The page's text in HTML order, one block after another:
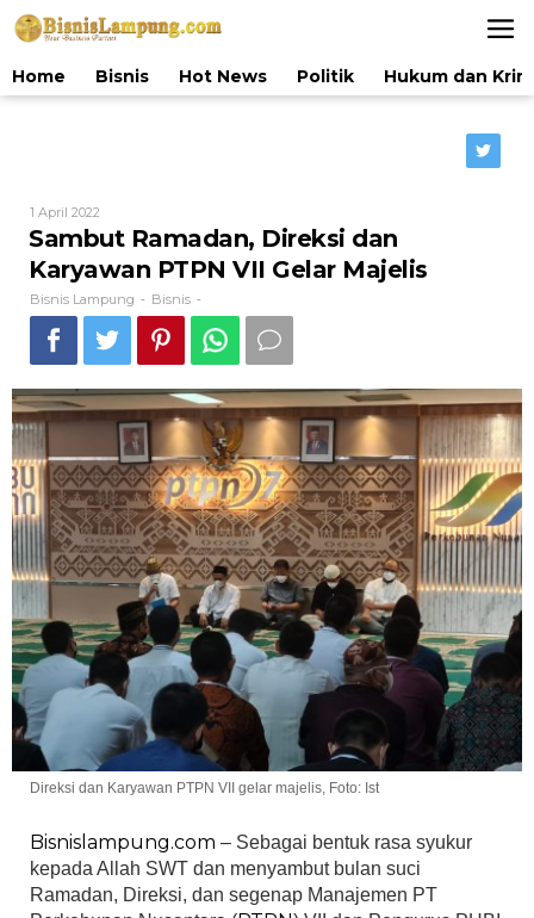
Lewati
ke
Home
Bisnis Hot News Politik Hukum dan
1 April 2022
Bisnis
Lampung
Sambut Ramadan, Direksi dan
Karyawan PTPN VII Gelar Majelis
Bisnis Lampung - Bisnis -
Direksi dan Karyawan PTPN VII gelar majelis, Foto: Ist
Bisnislampung.com – Sebagai bentuk rasa syukur
kepada Allah SWT dan menyambut bulan suci
Ramadan, Direksi, dan segenap Manajemen PT